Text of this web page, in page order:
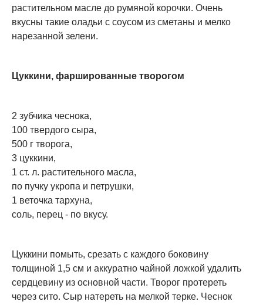
растительном масле до румяной корочки. Очень
вкусны такие оладьи с соусом из сметаны и мелко
нарезанной зелени.
Цуккини, фаршированные творогом
2 зубчика чеснока,
100 твердого сыра,
500 г творога,
3 цуккини,
1 ст. л. растительного масла,
по пучку укропа и петрушки,
1 веточка тархуна,
соль, перец - по вкусу.
Цуккини помыть, срезать с каждого боковину
толщиной 1,5 см и аккуратно чайной ложкой удалить
сердцевину из основной части. Творог протереть
через сито. Сыр натереть на мелкой терке. Чеснок